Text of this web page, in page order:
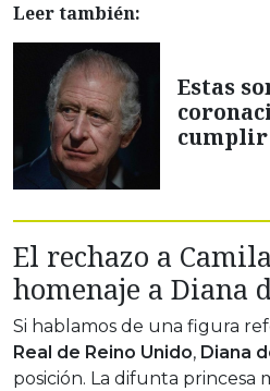
Leer también:
Estas
El rechazo a
homenaje a Diana
Si hablamos de una figura
Real de Reino Unido, Diana
posición. La difunta princesa